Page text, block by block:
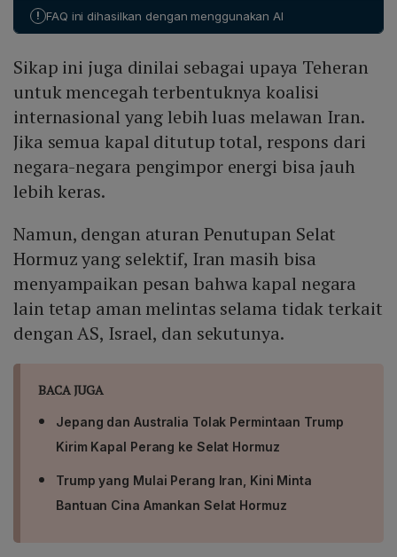
menandakan upaya mengurangi dominasi dolar AS
dalam perdagangan energi, yang menambah volatilitas
dengan aman, namun banyak operator memilih
karena penutupan total. Kondisi ini menunjukkan bahwa
meski akses selektif, pelayaran di wilayah tersebut jauh
! FAQ ini dihasilkan dengan menggunakan AI
Sikap ini juga dinilai sebagai upaya Teheran
untuk mencegah terbentuknya koalisi
internasional yang lebih luas melawan Iran.
Jika semua kapal ditutup total, respons dari
negara-negara pengimpor energi bisa jauh
lebih keras.
Namun, dengan aturan Penutupan Selat
Hormuz yang selektif, Iran masih bisa
menyampaikan pesan bahwa kapal negara
lain tetap aman melintas selama tidak terkait
dengan AS, Israel, dan sekutunya.
BACA JUGA
Jepang dan Australia Tolak Permintaan Trump
Kirim Kapal Perang ke Selat Hormuz
Trump yang Mulai Perang Iran, Kini Minta
Bantuan Cina Amankan Selat Hormuz